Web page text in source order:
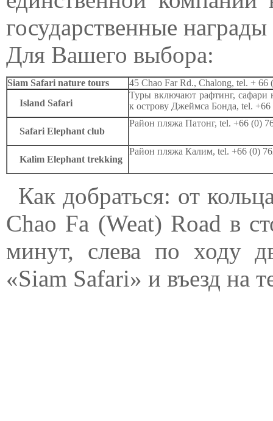
государственные
Для Вашего выбора:
Siam Safari nature tours
45 Chao Far Rd., Chalong, tel. + 66
Island Safari
Туры включают рафтинг, сафари
к острову Джеймса Бонда, tel. +66
Safari Elephant club
Район пляжа Патонг, tel. +66 (0)
Kalim Elephant trekking
Район пляжа Калим, tel. +66 (0)
Как добраться: от
Chao Fa (Weat) Road в
минут, слева по ходу
«Siam Safari» и въезд на